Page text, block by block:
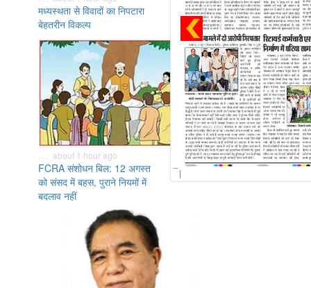
मध्यस्थता से विवादों का निपटारा
बेहतरीन विकल्प
. . . about 1 hour ago
FCRA संशोधन बिल: 12 अगस्त
को संसद में बहस, पुराने नियमों में
बदलाव नहीं